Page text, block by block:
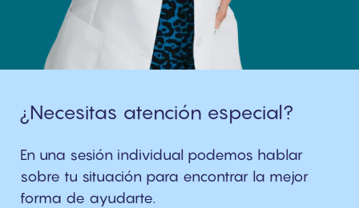
¿Necesitas atención especial?
En una sesión individual podemos hablar
sobre tu situación para encontrar la mejor
forma de ayudarte.